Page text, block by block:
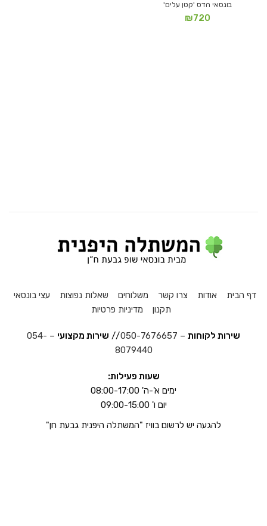
בונסאי הדס 'קטן עלים'
₪720
דף הבית אודות צרו קשר משלוחים שאלות נפוצות
עצי בונסאי
תקנון
מדיניות פרטיות
שירות לקוחות –
050-7676657
// שירות מקצועי –
054-
8079440
שעות פעילות:
ימים א'-ה' 08:00-17:00
יום ו' 09:00-15:00
להגעה יש לרשום בוויז "המשתלה היפנית גבעת חן"